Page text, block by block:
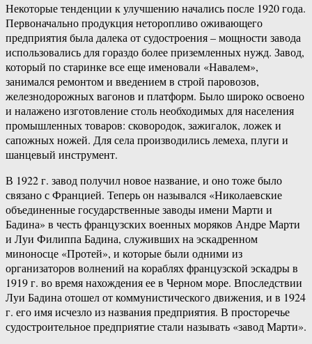
Некоторые тенденции к улучшению начались после 1920 года.
Первоначально продукция неторопливо оживающего
предприятия была далека от судостроения – мощности завода
использовались для гораздо более приземленных нужд. Завод,
который по старинке все еще именовали «Навалем»,
занимался ремонтом и введением в строй паровозов,
железнодорожных вагонов и платформ. Было широко освоено
и налажено изготовление столь необходимых для населения
промышленных товаров: сковородок, зажигалок, ложек и
сапожных ножей. Для села производились лемеха, плуги и
шанцевый инструмент.
В 1922 г. завод получил новое название, и оно тоже было
связано с Францией. Теперь он назывался «Николаевские
объединенные государственные заводы имени Марти и
Бадина» в честь французских военных моряков Андре Марти
и Луи Филиппа Бадина, служивших на эскадренном
миноносце «Протей», и которые были одними из
организаторов волнений на кораблях французской эскадры в
1919 г. во время нахождения ее в Черном море. Впоследствии
Луи Бадина отошел от коммунистического движения, и в 1924
г. его имя исчезло из названия предприятия. В просторечье
судостроительное предприятие стали называть «завод Марти».